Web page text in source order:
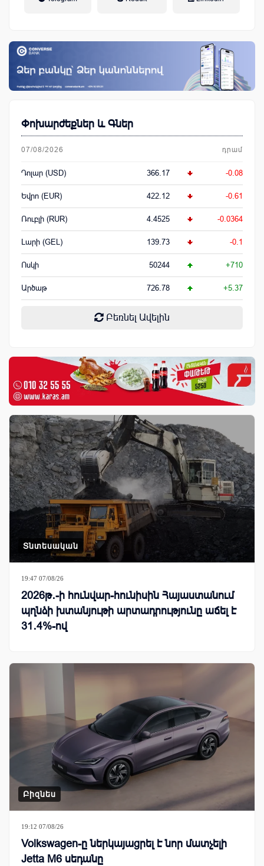
Փոխարժեքներ և Գներ
07/08/2026 դրամ
Դոլար (USD) 366.17 -0.08
Եվրո (EUR) 422.12 -0.61
Ռուբլի (RUR) 4.4525 -0.0364
Լարի (GEL) 139.73 -0.1
Ոսկի 50244 +710
Արծաթ 726.78 +5.37
Բեռնել Ավելին
Տնտեսական
19:47 07/08/26
2026թ․-ի հունվար-հունիսին Հայաստանում
պղնձի խտանյութի արտադրությունը աճել է
31․4%-ով
Բիզնես
19:12 07/08/26
Volkswagen-ը ներկայացրել է նոր մատչելի
Jetta M6 սեդանը